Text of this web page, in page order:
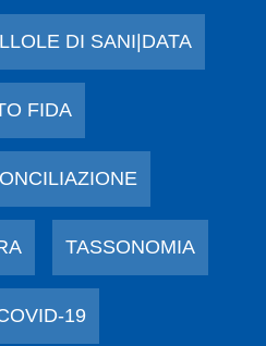
DI SANI|DATA
FIDA
TASSONOMIA
19